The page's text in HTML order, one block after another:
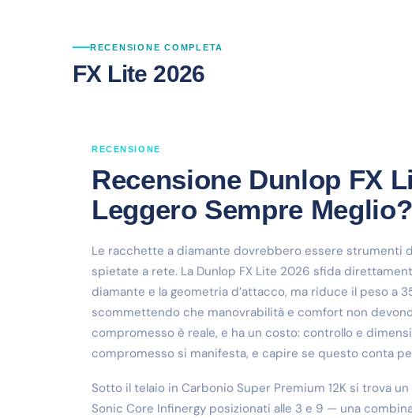
RECENSIONE COMPLETA
FX Lite 2026
RECENSIONE
Recensione Dunlop FX
Leggero Sempre Meglio?
Le racchette a diamante dovrebbero essere strumenti
spietate a rete. La Dunlop FX Lite 2026 sfida
diamante e la geometria d’attacco, ma riduce il peso a
scommettendo che manovrabilità e comfort non
compromesso è reale, e ha un costo: controllo e
compromesso si manifesta, e capire se questo conta
Sotto il telaio in Carbonio Super Premium 12K si trova
Sonic Core Infinergy posizionati alle 3 e 9 — una